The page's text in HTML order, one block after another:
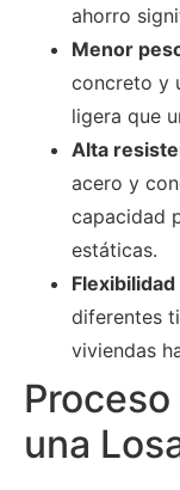
ahorro
Menor
concreto y
ligera que
Alta
acero y
capacidad
estáticas.
diferentes
viviendas
una